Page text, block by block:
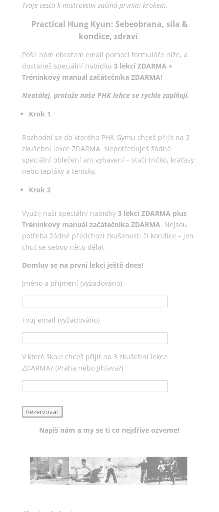
Tvoje cesta k mistrovství začíná prvním krokem.
Practical Hung Kyun: Sebeobrana, síla &
kondice, zdraví
Pošli nám obratem email pomocí formuláře níže, a
dostaneš speciální nabídku 3 lekcí ZDARMA +
Tréninkový manuál začátečníka ZDARMA!
Neotálej, protože naše PHK lehce se rychle zaplňují.
Krok 1
Rozhodni se do kterého PHK Gymu chceš přijít na 3
zkušební lekce ZDARMA. Nepotřebuješ žádné
speciální oblečení ani vybavení – stačí tričko, kraťasy
nebo tepláky a tenisky.
Krok 2
Využij naší speciální nabídky 3 lekcí ZDARMA plus
Tréninkový manuál začátečníka ZDARMA. Nejsou
potřeba žádné předchozí zkušenosti či kondice – jen
chuť se sebou něco dělat.
Domluv se na první lekci ještě dnes!
Jméno a příjmení (vyžadováno)
Tvůj email (vyžadováno)
V které škole chceš přijít na 3 zkušební lekce
ZDARMA? (Praha nebo Jihlava?)
Napiš nám a my se ti co nejdříve ozveme!